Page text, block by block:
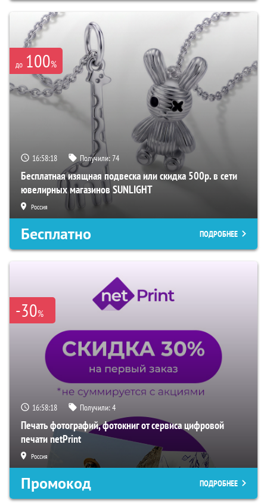
до 100%
16:58:17 Получили:74
Бесплатная изящная подвеска или скидка 500р. в сети
ювелирных магазинов SUNLIGHT
Россия
Бесплатно ПОДРОБНЕЕ
-30%
16:58:17 Получили:4
Печать фотографий, фотокниг от сервиса цифровой
печати netPrint
Россия
Промокод ПОДРОБНЕЕ